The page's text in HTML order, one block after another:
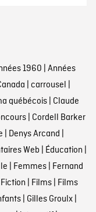
1960 | Années
| carrousel |
québécois| Claude
| Cordell Barker
| Denys Arcand |
Web | Éducation |
| Femmes| Fernand
Fiction | Films| Films
| Gilles Groulx|